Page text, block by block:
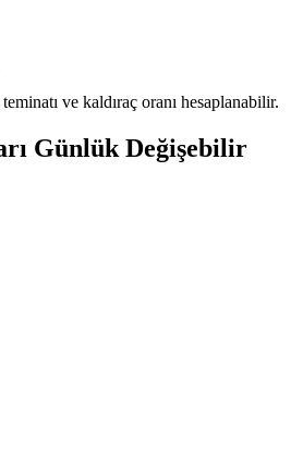
ve kaldıraç oranı hesaplanabilir.
Günlük Değişebilir